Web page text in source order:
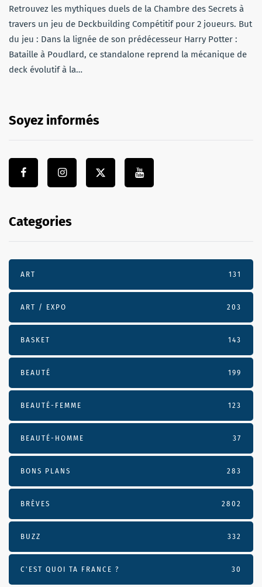
Retrouvez les mythiques duels de la Chambre des Secrets à
travers un jeu de Deckbuilding Compétitif pour 2 joueurs. But
du jeu : Dans la lignée de son prédécesseur Harry Potter :
Bataille à Poudlard, ce standalone reprend la mécanique de
deck évolutif à la…
Soyez informés
Categories
ART 131
ART / EXPO 203
BASKET 143
BEAUTÉ 199
BEAUTÉ-FEMME 123
BEAUTÉ-HOMME 37
BONS PLANS 283
BRÈVES 2802
BUZZ 332
C'EST QUOI TA FRANCE ? 30